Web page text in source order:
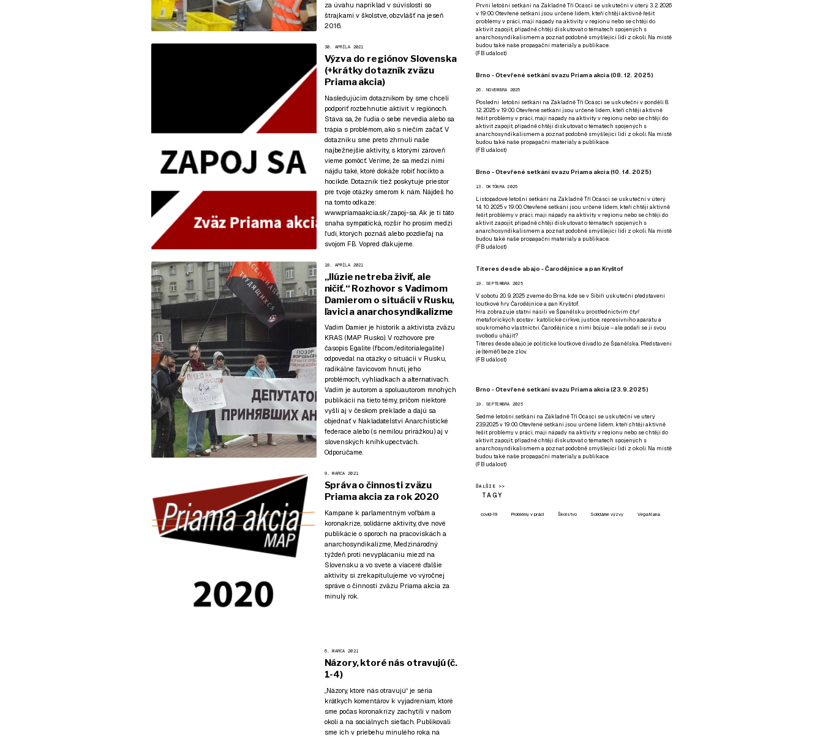
za úvahu napríklad v súvislosti so
štrajkami v školstve, obzvlášť na jeseň
2016.
30. APRÍLA 2021
Výzva do regiónov Slovenska
(+krátky dotazník zväzu
Priama akcia)
Nasledujúcim dotazníkom by sme chceli
podporiť rozbehnutie aktivít v regiónoch.
Stáva sa, že ľudia o sebe nevedia alebo sa
trápia s problémom, ako s niečím začať. V
dotazníku sme preto zhrnuli naše
najbežnejšie aktivity, s ktorými zároveň
vieme pomôcť. Veríme, že sa medzi nimi
nájdu také, ktoré dokáže robiť hocikto a
hocikde. Dotazník tiež poskytuje priestor
pre tvoje otázky smerom k nám. Nájdeš ho
na tomto odkaze:
www.priamaakcia.sk/zapoj-sa . Ak je ti táto
snaha sympatická, rozšír ho prosím medzi
ľudí, ktorých poznáš alebo pozdieľaj na
svojom FB. Vopred ďakujeme.
18. APRÍLA 2021
„Ilúzie netreba živiť, ale
ničiť.“ Rozhovor s Vadimom
Damierom o situácii v Rusku,
ľavici a anarchosyndikalizme
Vadim Damier je historik a aktivista zväzu
KRAS (MAP Rusko). V rozhovore pre
časopis Egalite (fb.com/editorialegalite)
odpovedal na otázky o situácii v Rusku,
radikálne ľavicovom hnutí, jeho
problémoch, vyhliadkach a alternatívach.
Vadim je autorom a spoluautorom mnohých
publikácií na tieto témy, pričom niektoré
vyšli aj v českom preklade a dajú sa
objednať v Nakladatelství Anarchistické
federace alebo (s nemilou prirážkou) aj v
slovenských kníhkupectvách.
Odporúčame.
9. MARCA 2021
Správa o činnosti zväzu
Priama akcia za rok 2020
Kampane k parlamentným voľbám a
koronakríze, solidárne aktivity, dve nové
publikácie o sporoch na pracoviskách a
anarchosyndikalizme, Medzinárodný
týždeň proti nevyplácaniu miezd na
Slovensku a vo svete a viaceré ďalšie
aktivity si zrekapitulujeme vo výročnej
správe o činnosti zväzu Priama akcia za
minulý rok.
6. MARCA 2021
Názory, ktoré nás otravujú (č.
1-4)
„Názory, ktoré nás otravujú“ je séria
krátkych komentárov k vyjadreniam, ktoré
sme počas koronakrízy zachytili v našom
okolí a na sociálnych sieťach. Publikovali
sme ich v priebehu minulého roka na
První letošní setkání na Základně Tři Ocásci se uskuteční v úterý 3. 2. 2026
v 19:00. Otevřené setkání jsou určené lidem, kteří chtějí aktivně řešit
problémy v práci, mají nápady na aktivity v regionu nebo se chtějí do
aktivit zapojit, případně chtějí diskutovat o tématech spojených s
anarchosyndikalismem a poznat podobně smýšlející lidi z okolí. Na místě
budou také naše propagační materiály a publikace.
(FB událost)
Brno - Otevřené setkání svazu Priama akcia (08. 12. 2025)
26. NOVEMBRA 2025
Poslední letošní setkání na Základně Tři Ocásci se uskuteční v ponděli 8.
12. 2025 v 19:00. Otevřené setkání jsou určené lidem, kteří chtějí aktivně
řešit problémy v práci, mají nápady na aktivity v regionu nebo se chtějí do
aktivit zapojit, případně chtějí diskutovat o tématech spojených s
anarchosyndikalismem a poznat podobně smýšlející lidi z okolí. Na místě
budou také naše propagační materiály a publikace.
(FB událost)
Brno - Otevřené setkání svazu Priama akcia (10. 14. 2025)
13. OKTÓBRA 2025
Listopadové letošní setkání na Základně Tři Ocásci se uskuteční v úterý
14. 10. 2025 v 19:00. Otevřené setkání jsou určené lidem, kteří chtějí aktivně
řešit problémy v práci, mají nápady na aktivity v regionu nebo se chtějí do
aktivit zapojit, případně chtějí diskutovat o tématech spojených s
anarchosyndikalismem a poznat podobně smýšlející lidi z okolí. Na místě
budou také naše propagační materiály a publikace.
(FB událost)
Títeres desde abajo - Čarodějnice a pan Kryštof
19. SEPTEMBRA 2025
V sobotu 20. 9. 2025 zveme do Brna, kde se v Sibiři uskuteční představení
loutkové hry Čarodějnice a pan Kryštof.
Hra zobrazuje státní násilí ve Španělsku prostřednictvím čtyř
metaforických postav: katolické církve, justice, represivního aparátu a
soukromého vlastnictví. Čarodějnice s nimi bojuje – ale podaří se jí svou
svobodu uhájit?
Títeres desde abajo je politické loutkové divadlo ze Španělska. Představení
je (téměř) beze zlov.
(FB událost)
Brno - Otevřené setkání svazu Priama akcia (23.9.2025)
19. SEPTEMBRA 2025
Sedmé letošní setkání na Základně Tři Ocásci se uskuteční ve uterý
23.9.2025 v 19:00. Otevřené setkání jsou určené lidem, kteří chtějí aktivně
řešit problémy v práci, mají nápady na aktivity v regionu nebo se chtějí do
aktivit zapojit, případně chtějí diskutovat o tématech spojených s
anarchosyndikalismem a poznat podobně smýšlející lidi z okolí. Na místě
budou také naše propagační materiály a publikace.
(FB událost)
ĎALŠIE >>
TAGY
covid-19 Problémy v práci Školstvo Solidárne výzvy VegaNana